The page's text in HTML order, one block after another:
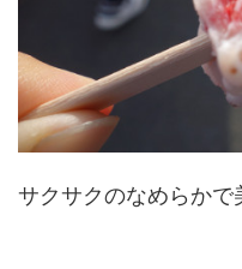
サクサクのなめらかで